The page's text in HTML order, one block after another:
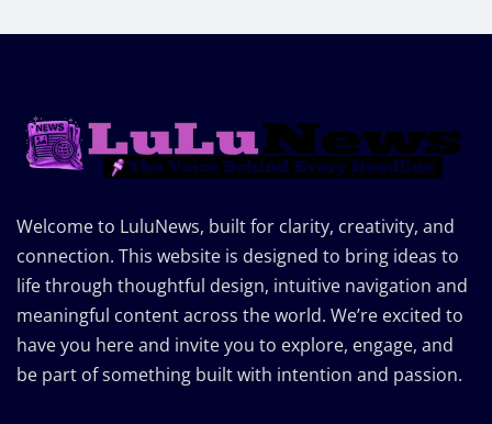
Welcome to LuluNews, built for clarity, creativity, and
connection. This website is designed to bring ideas to
life through thoughtful design, intuitive navigation and
meaningful content across the world. We’re excited to
have you here and invite you to explore, engage, and
be part of something built with intention and passion.